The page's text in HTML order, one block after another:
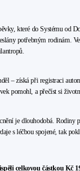
které do Systému od
potřebným rodinám.
– získá při registraci
pomohl, a přečíst si
je dlouhodobá.
s léčbou spojené, tak
celkovou částkou Kč